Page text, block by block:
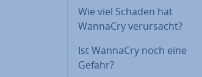
Wie viel Schaden hat
WannaCry ver­ur­sacht?
Ist WannaCry noch eine
Gefahr?